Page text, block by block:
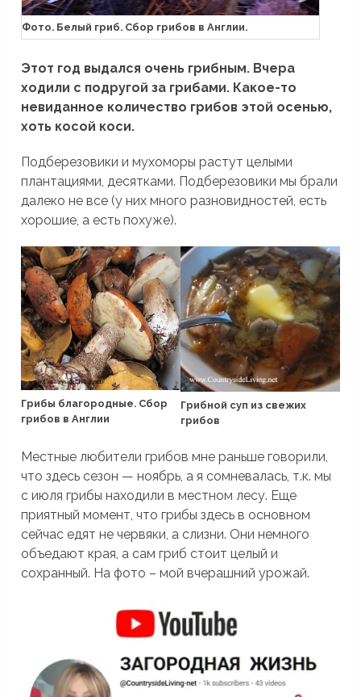
Фото. Белый гриб. Сбор грибов в Англии.
Этот год выдался очень грибным. Вчера
ходили с подругой за грибами. Какое-то
невиданное количество грибов этой осенью,
хоть косой коси.
Подберезовики и мухоморы растут целыми
плантациями, десятками. Подберезовики мы брали
далеко не все (у них много разновидностей, есть
хорошие, а есть похуже).
Грибы благородные. Сбор
грибов в Англии
Грибной суп из свежих
грибов
Местные любители грибов мне раньше говорили,
что здесь сезон — ноябрь, а я сомневалась, т.к. мы
с июля грибы находили в местном лесу. Еще
приятный момент, что грибы здесь в основном
сейчас едят не червяки, а слизни. Они немного
объедают края, а сам гриб стоит целый и
сохранный. На фото – мой вчерашний урожай.